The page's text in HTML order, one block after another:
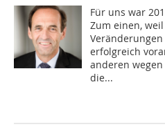
Für uns war
Zum einen,
erfolgreich
anderen
die...